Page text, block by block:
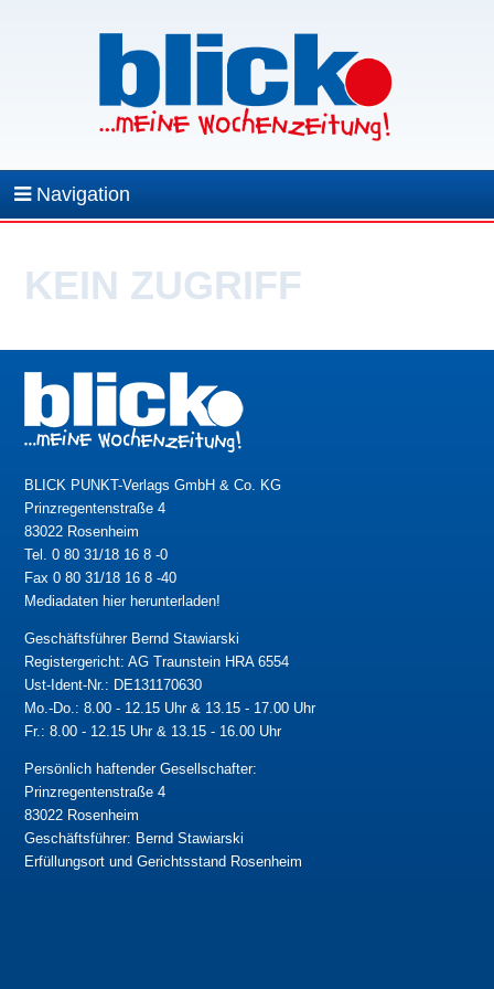
Navigation
KEIN ZUGRIFF
BLICK PUNKT-Verlags GmbH & Co. KG
Prinzregentenstraße 4
83022 Rosenheim
Tel. 0 80 31/18 16 8 -0
Fax 0 80 31/18 16 8 -40
Mediadaten hier herunterladen!
Geschäftsführer Bernd Stawiarski
Registergericht: AG Traunstein HRA 6554
Ust-Ident-Nr.: DE131170630
Mo.-Do.: 8.00 - 12.15 Uhr & 13.15 - 17.00 Uhr
Fr.: 8.00 - 12.15 Uhr & 13.15 - 16.00 Uhr
Persönlich haftender Gesellschafter:
Prinzregentenstraße 4
83022 Rosenheim
Geschäftsführer: Bernd Stawiarski
Erfüllungsort und Gerichtsstand Rosenheim